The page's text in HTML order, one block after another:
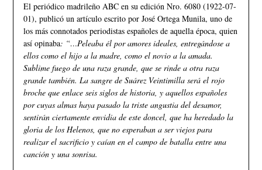
El periódico madrileño ABC en su edición Nro. 6080 (1922-07-
01), publicó un artículo escrito por José Ortega Munila, uno de
los más connotados periodistas españoles de aquella época, quien
así opinaba: “…Peleaba él por amores ideales, entregándose a
ellos como el hijo a la madre, como el novio a la amada.
Sublime fuego de una raza grande, que se rinde a otra raza
grande también. La sangre de Suárez Veintimilla será el rojo
broche que enlace seis siglos de historia, y aquellos españoles
por cuyas almas haya pasado la triste angustia del desamor,
sentirán ciertamente envidia de este doncel, que ha heredado la
gloria de los Helenos, que no esperaban a ser viejos para
realizar el sacrificio y caían en el campo de batalla entre una
canción y una sonrisa.